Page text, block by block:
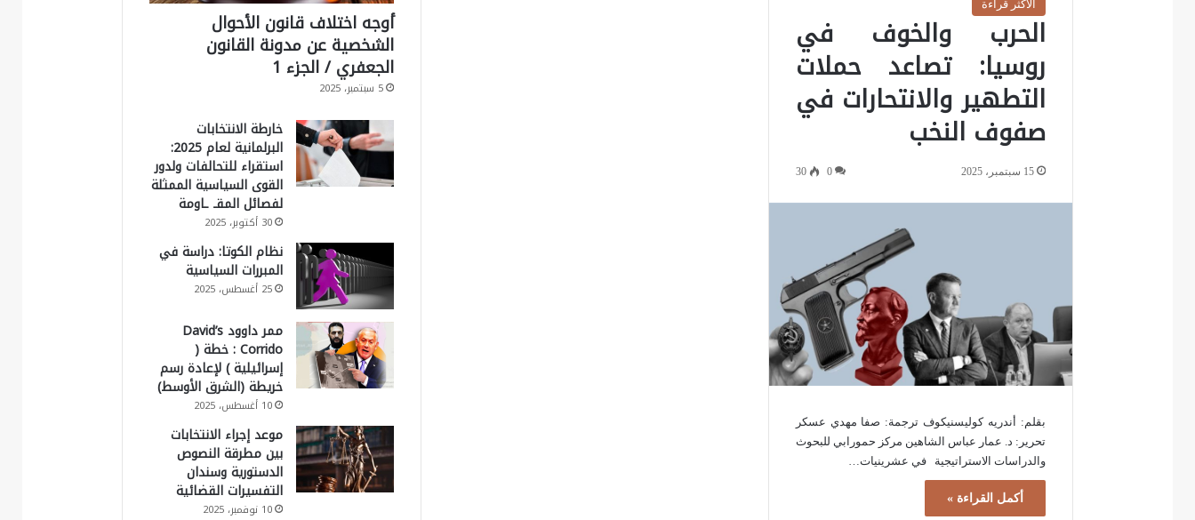
الاكثر قراءة
الحرب والخوف في
روسيا: تصاعد حملات
التطهير والانتحارات في
صفوف النخب
15 سبتمبر، 2025 0
30
بقلم: أندريه كوليسنيكوف ترجمة: صفا مهدي عسكر
تحرير: د. عمار عباس الشاهين مركز حمورابي للبحوث
والدراسات الاستراتيجية في عشرينيات…
أكمل القراءة »
أوجه اختلاف قانون الأحوال
الشخصية عن مدونة القانون
الجعفري / الجزء 1
5 سبتمبر، 2025
خارطة الانتخابات
البرلمانية لعام 2025:
استقراء للتحالفات ولدور
القوى السياسية الممثلة
لفصائل المقـ ـاومة
30 أكتوبر، 2025
نظام الكوتا: دراسة في
المبررات السياسية
25 أغسطس، 2025
ممر داوود David’s
Corrido : خطة (
إسرائيلية ) لإعادة رسم
خريطة (الشرق الأوسط)
10 أغسطس، 2025
موعد إجراء الانتخابات
بين مطرقة النصوص
الدستورية وسندان
التفسيرات القضائية
10 نوفمبر، 2025